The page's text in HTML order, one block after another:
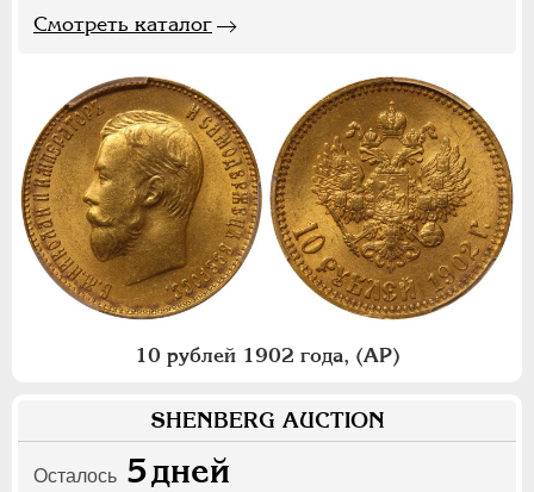
Смотреть каталог
10 рублей 1902 года, (АР)
SHENBERG AUCTION
Осталось 5дней